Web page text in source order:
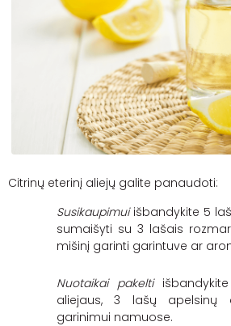
Citrinų eterinį aliejų galite panaudoti:
Susikaupimui išbandykite 5
sumaišyti su 3 lašais
mišinį garinti garintuve ar
Nuotaikai pakelti
aliejaus, 3 lašų apelsinų
garinimui namuose.